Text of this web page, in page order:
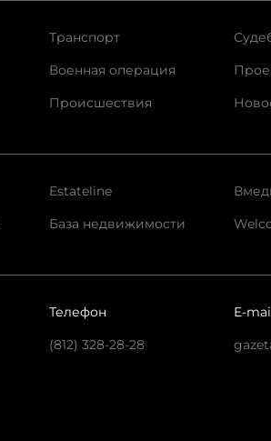
Транспорт
Военная операция
Происшествия
Estateline
База недвижимости
Телефон
(812) 328-28-28
E-